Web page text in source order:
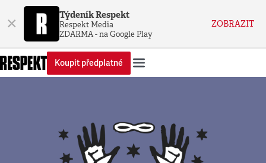
× Týdeník Respekt
Respekt Media
ZDARMA - na Google Play
ZOBRAZIT
Koupit předplatné